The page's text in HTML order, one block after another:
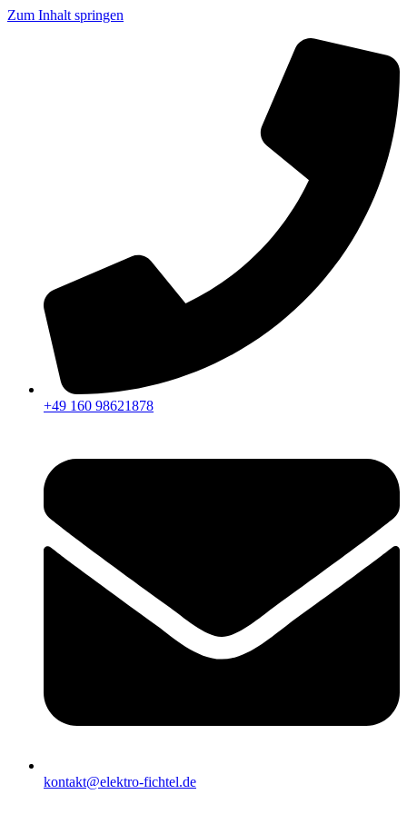
Zum Inhalt springen
+49 160 98621878
kontakt@elektro-fichtel.de